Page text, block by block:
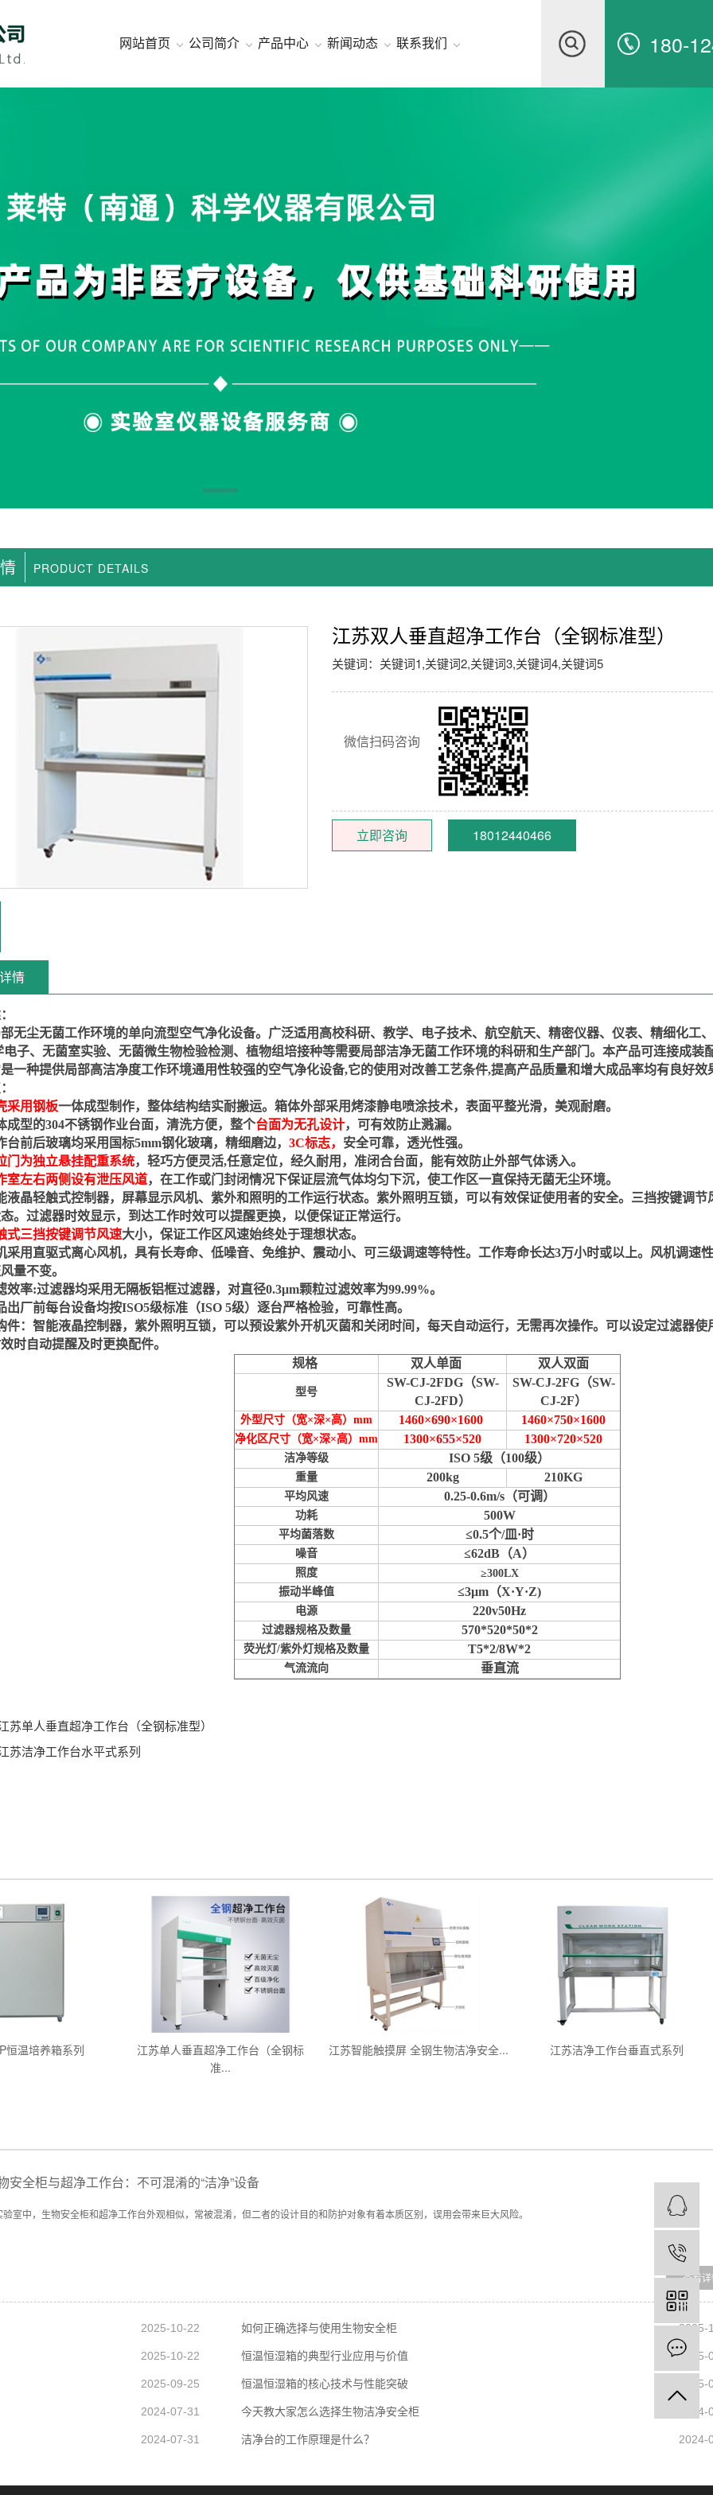
网站首页 公司简介 产品中心 新闻动态 联系我们 180-
PRODUCT DETAILS
江苏双人垂直超净工作台（全钢标准型）
关键词：关键词1,关键词2,关键词3,关键词4,关键词5
微信扫码咨询
立即咨询 18012440466
情
：
无尘无菌工作环境的单向流型空气净化设备。广泛适用高校科研、教学、电子技术、航空航天、精密仪器、仪表、精细化工
电子、无菌室实验、无菌微生物检验检测、植物组培接种等需要局部洁净无菌工作环境的科研和生产部门。本产品可连接成装
一种提供局部高洁净度工作环境通用性较强的空气净化设备,它的使用对改善工艺条件,提高产品质量和增大成品率均有良好效
：
采用钢板一体成型制作，整体结构结实耐搬运。箱体外部采用烤漆静电喷涂技术，表面平整光滑，美观耐磨。
成型的304不锈钢作业台面，清洗方便，整个台面为无孔设计，可有效防止溅漏。
台前后玻璃均采用国标5mm钢化玻璃，精细磨边， 3C标志， 安全可靠，透光性强。
门为独立悬挂配重系统，轻巧方便灵活,任意定位，经久耐用，准闭合台面，能有效防止外部气体诱入。
室左右两侧设有泄压风道，在工作或门封闭情况下保证层流气体均匀下沉，使工作区一直保持无菌无尘环境。
液晶轻触式控制器，屏幕显示风机、紫外和照明的工作运行状态。紫外照明互锁，可以有效保证使用者的安全。三挡按键调
。过滤器时效显示，到达工作时效可以提醒更换，以便保证正常运行。
式三挡按键调节风速大小，保证工作区风速始终处于理想状态。
采用直驱式离心风机，具有长寿命、低噪音、免维护、震动小、可三级调速等特性。工作寿命长达3万小时或以上。风机调速
量不变。
效率:过滤器均采用无隔板铝框过滤器，对直径0.3μm颗粒过滤效率为99.99%。
出厂前每台设备均按ISO5级标准（ISO 5级）逐台严格检验，可靠性高。
件：智能液晶控制器，紫外照明互锁，可以预设紫外开机灭菌和关闭时间，每天自动运行，无需再次操作。可以设定过滤器
时自动提醒及时更换配件。
规格
双人单面 双人双面
型号
SW-CJ-2FDG（SW-
CJ-2FD）
SW-CJ-2FG（SW-
CJ-2F）
外型尺寸（宽×深×高） mm 1460×690×1600 1460×750×1600
净化区尺寸（宽×深×高） mm 1300×655×520 1300×720×520
洁净等级 ISO 5级（100级）
重量 200kg 210KG
平均风速 0.25-0.6m/s（可调）
功耗 500W
平均菌落数 ≤0.5个/皿 · 时
噪音 ≤62dB （A）
照度 ≥300LX
振动半峰值
≤3μm （X·Y·Z)
电源 220v50Hz
过滤器规格及数量 570*520*50*2
荧光灯 /紫外灯规格及数量 T5*2/8W*2
气流流向 垂直流
苏单人垂直超净工作台（全钢标准型）
苏洁净工作台水平式系列
恒温培养箱系列
江苏单人垂直超净工作台（全钢标
准...
江苏智能触摸屏 全钢生物洁净安全... 江苏洁净工作台垂直式系列
安全柜与超净工作台：不可混淆的“洁净”设备
验室中，生物安全柜和超净工作台外观相似，常被混淆，但二者的设计目的和防护对象有着本质区别，误用会带来巨大风险。
2025-10-22 如何正确选择与使用生物安全柜 2025-
2025-10-22 恒温恒湿箱的典型行业应用与价值 2025-
2025-09-25 恒温恒湿箱的核心技术与性能突破
2024-07-31 今天教大家怎么选择生物洁净安全柜
2024-07-31 洁净台的工作原理是什么？ 2024-